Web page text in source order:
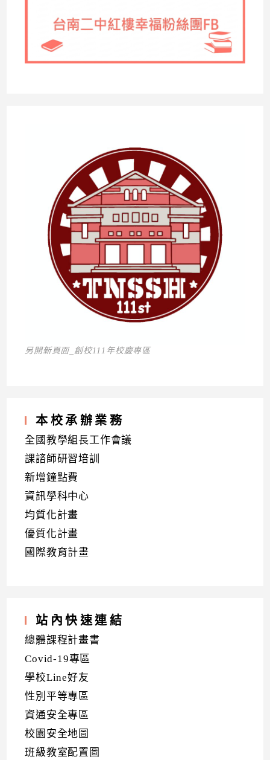
另開新頁面_創校111年校慶專區
本校承辦業務
全國教學組長工作會議
課諮師研習培訓
新增鐘點費
資訊學科中心
均質化計畫
優質化計畫
國際教育計畫
站內快速連結
總體課程計畫書
Covid-19專區
學校Line好友
性別平等專區
資通安全專區
校園安全地圖
班級教室配置圖